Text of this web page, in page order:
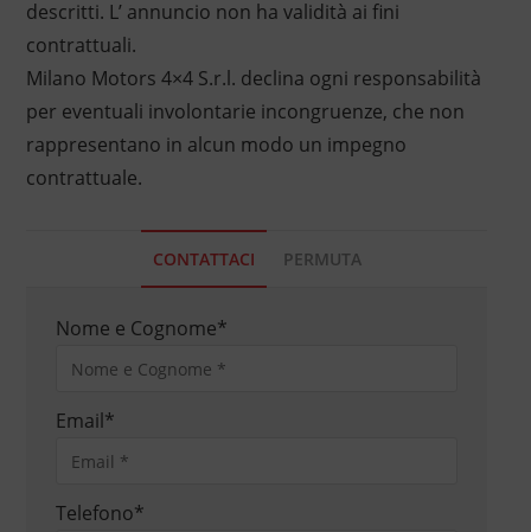
descritti. L’ annuncio non ha validità ai fini
contrattuali.
Milano Motors 4×4 S.r.l. declina ogni responsabilità
per eventuali involontarie incongruenze, che non
rappresentano in alcun modo un impegno
contrattuale.
CONTATTACI PERMUTA
Nome e Cognome*
Email*
Telefono*